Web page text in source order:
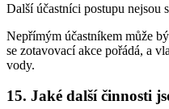
Další účastníci postupu nejsou
Nepřímým účastníkem může
se zotavovací akce pořádá, a
vody.
15. Jaké další činnosti